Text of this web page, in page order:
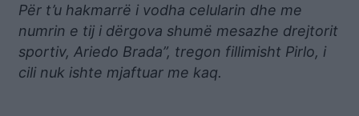
Për t’u hakmarrë i vodha celularin dhe me
numrin e tij i dërgova shumë mesazhe drejtorit
sportiv, Ariedo Brada”, tregon fillimisht Pirlo, i
cili nuk ishte mjaftuar me kaq.